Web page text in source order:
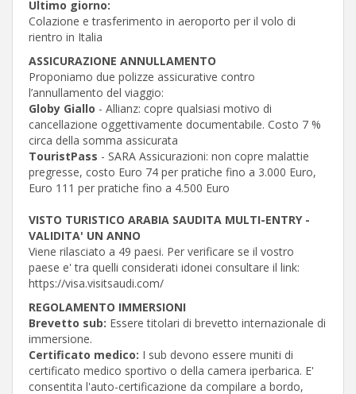
Ultimo giorno:
Colazione e trasferimento in aeroporto per il volo di
rientro in Italia
ASSICURAZIONE ANNULLAMENTO
Proponiamo due polizze assicurative contro
l’annullamento del viaggio:
Globy Giallo - Allianz: copre qualsiasi motivo di
cancellazione oggettivamente documentabile. Costo 7 %
circa della somma assicurata
TouristPass - SARA Assicurazioni: non copre malattie
pregresse, costo Euro 74 per pratiche fino a 3.000 Euro,
Euro 111 per pratiche fino a 4.500 Euro
VISTO TURISTICO ARABIA SAUDITA MULTI-ENTRY -
VALIDITA' UN ANNO
Viene rilasciato a 49 paesi. Per verificare se il vostro
paese e' tra quelli considerati idonei consultare il link:
https://visa.visitsaudi.com/
REGOLAMENTO IMMERSIONI
Brevetto sub: Essere titolari di brevetto internazionale di
immersione.
Certificato medico: I sub devono essere muniti di
certificato medico sportivo o della camera iperbarica. E'
consentita l'auto-certificazione da compilare a bordo,